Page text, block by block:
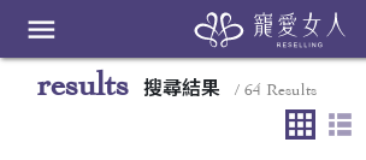
menu
results 搜尋結果
/ 64 Results